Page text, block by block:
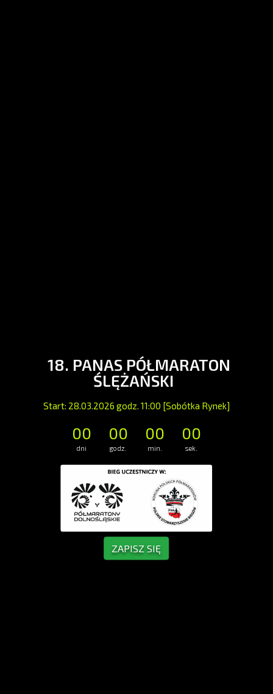
18. PANAS PÓŁMARATON
ŚLĘŻAŃSKI
Start: 28.03.2026 godz. 11:00 [Sobótka Rynek]
00
dni
00
godz.
00
min.
00
sek.
ZAPISZ SIĘ